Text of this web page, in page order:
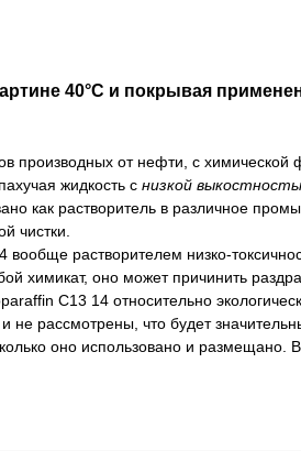
40°C и покрывая
производных от нефти, с химической
жидкость с низкой
как растворитель в различное
чистки.
растворителем низко-
химикат, оно может причинить
C13 14 относительно
рассмотрены, что будет
оно использовано и